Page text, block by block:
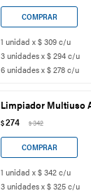
1 unidad x $ 309 c/u
3 unidades x $ 294 c/u
6 unidades x $ 278 c/u
Limpiador Multiuso
$274 $342
1 unidad x $ 342 c/u
3 unidades x $ 325 c/u